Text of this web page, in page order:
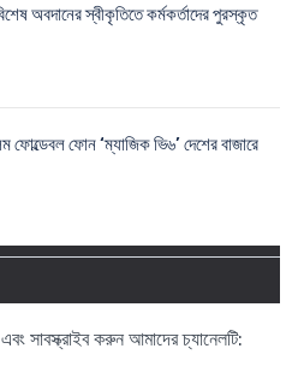
অবদানের স্বীকৃতিতে কর্মকর্তাদের পুরস্কৃত
ফোল্ডেবল ফোন ‘ম্যাজিক ভি৬’ দেশের বাজারে
সাবস্ক্রাইব করুন আমাদের চ্যানেলটি: